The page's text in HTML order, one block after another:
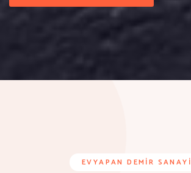
EVYAPAN DEMIR SANAYI